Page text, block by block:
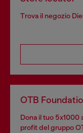
Trova il negozio
OTB
Dona il tuo 5x1000
profit del gruppo